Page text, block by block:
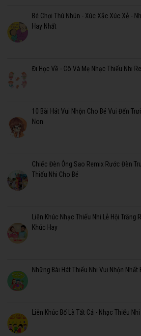
Bé Chơi Thú Nhún - Xúc Xắc Xúc Xẻ -
Hay Nhất
Đi Học Về - Cô Và Mẹ Nhạc Thiếu Nhi
10 Bài Hát Vui Nhộn Cho Bé Vui Đến
Non
Chiếc Đèn Ông Sao Remix Rước Đèn
Thiếu Nhi Cho Bé
Liên Khúc Nhạc Thiếu Nhi Lễ Hội Trăng
Khúc Hay
Những Bài Hát Thiếu Nhi Vui Nhộn Nhất
Liên Khúc Bố Là Tất Cả - Nhạc Thiếu